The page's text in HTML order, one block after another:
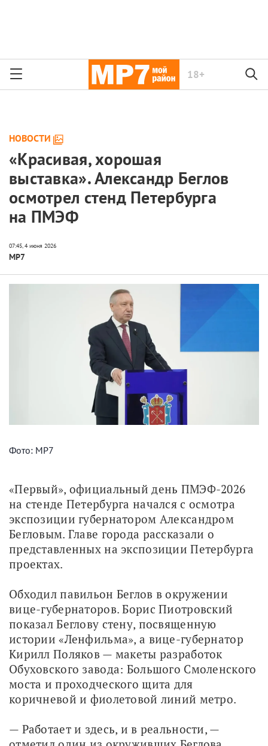
18+
НОВОСТИ
«Красивая, хорошая
выставка». Александр Беглов
осмотрел стенд Петербурга
на ПМЭФ
МР7
Фото: МР7
«Первый», официальный день ПМЭФ-2026
на стенде Петербурга начался с осмотра
экспозиции губернатором Александром
Бегловым. Главе города рассказали о
представленных на экспозиции Петербурга
проектах.
Обходил павильон Беглов в окружении
вице-губернаторов. Борис Пиотровский
показал Беглову стену, посвященную
истории «Ленфильма», а вице-губернатор
Кирилл Поляков — макеты разработок
Обуховского завода: Большого Смоленского
моста и проходческого щита для
коричневой и фиолетовой линий метро.
— Работает и здесь, и в реальности, —